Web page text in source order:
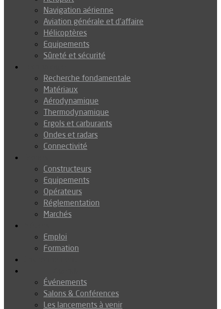
Navigation aérienne
Aviation générale et d’affaire
Hélicoptères
Equipements
Sûreté et sécurité
Recherche fondamentale
Matériaux
Aérodynamique
Thermodynamique
Ergols et carburants
Ondes et radars
Connectivité
Constructeurs
Equipements
Opérateurs
Réglementation
Marchés
Emploi
Formation
Événements
Salons & Conférences
Les lancements à venir